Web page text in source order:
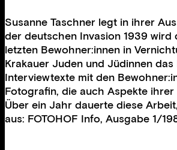
Susanne Taschner legt in ihrer
der deutschen Invasion 1939
letzten Bewohner:innen in
Krakauer Juden und Jüdinnen
Interviewtexte mit den
Fotografin, die auch Aspekte
Über ein Jahr dauerte diese
aus: FOTOHOF Info, Ausgabe 1/